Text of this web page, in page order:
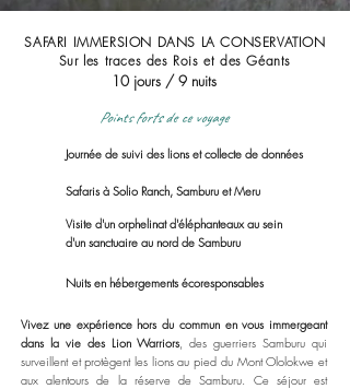
SAFARI IMMERSION DANS LA CONSERVATION
Sur les traces des Rois et des Géants
10 jours / 9 nuits
Points forts de ce voyage
Journée de suivi des lions et collecte de données
Safaris à Solio Ranch, Samburu et Meru
Visite d'un orphelinat d'éléphanteaux au sein
d'un sanctuaire au nord de Samburu
Nuits en hébergements écoresponsables
Vivez une expérience hors du commun en vous immergeant
dans la vie des Lion Warriors, des guerriers Samburu qui
surveillent et protègent les lions au pied du Mont Ololokwe et
aux alentours de la réserve de Samburu. Ce séjour est